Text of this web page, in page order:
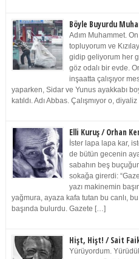
Böyle Buyurdu
Adım Muhammet. On
topluyorum ve
gidip geliyorum her
göz odalı bir evde.
inşaatta çalışıyor
yaparken, Sidar ve Yunus ayakkabı
katıldı. Adı Abbas. Çalışmıyor o,
Elli Kuruş / Orhan
İster lapa lapa kar,
de bütün gecenin
sabahın beş
sokağa girerdi:
yazı makinemin
yağmura, ayaza kafa tutan bu canlı, bu
başında bulurdu. Gazete […]
Hişt, Hişt! / Sait Faik
Yürüyordum.